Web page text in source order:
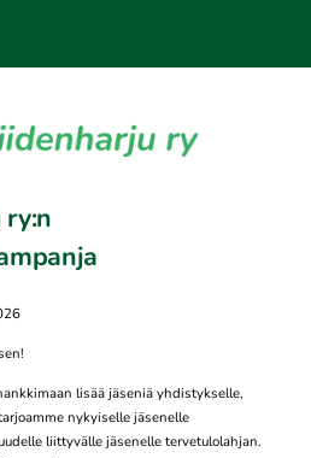
Sivuston etusivulle
lisää jäseniä yhdistykselle,
nykyiselle jäsenelle
liittyvälle jäsenelle tervetulolahjan.